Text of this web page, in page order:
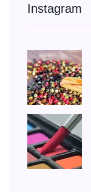
Instagram